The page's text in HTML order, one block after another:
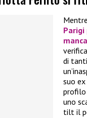
Parigi
di
suo
profilo
uno
tilt il